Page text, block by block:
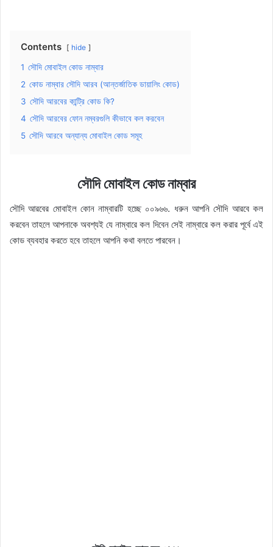
Contents hide
1 সৌদি মোবাইল কোড নাম্বার
2 কোড নাম্বার সৌদি আরব (আন্তর্জাতিক ডায়ালিং কোড)
3 সৌদি আরবের কান্ট্রি কোড কি?
4 সৌদি আরবের ফোন নম্বরগুলি কীভাবে কল করবেন
5 সৌদি আরবে অন্যান্য মোবাইল কোড সমূহ
সৌদি মোবাইল কোড নাম্বার
সৌদি আরবের মোবাইল কোন নাম্বারটি হচ্ছে ০০৯৬৬. ধরুন আপনি সৌদি আরবে কল
করবেন তাহলে আপনাকে অবশ্যই যে নাম্বারে কল দিবেন সেই নাম্বারে কল করার পূর্বে এই
কোড ব্যবহার করতে হবে তাহলে আপনি কথা বলতে পারবেন।